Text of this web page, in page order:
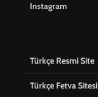
Instagram
Türkçe Resmi Site
Türkçe Fetva Sitesi